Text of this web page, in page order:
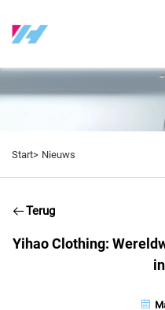
Start> Nieuws
Terug
Yihao Clothing: